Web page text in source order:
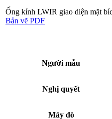
Ống kính LWIR giao diện mặt
Bản vẽ PDF
Người mẫu
Nghị quyết
Máy dò